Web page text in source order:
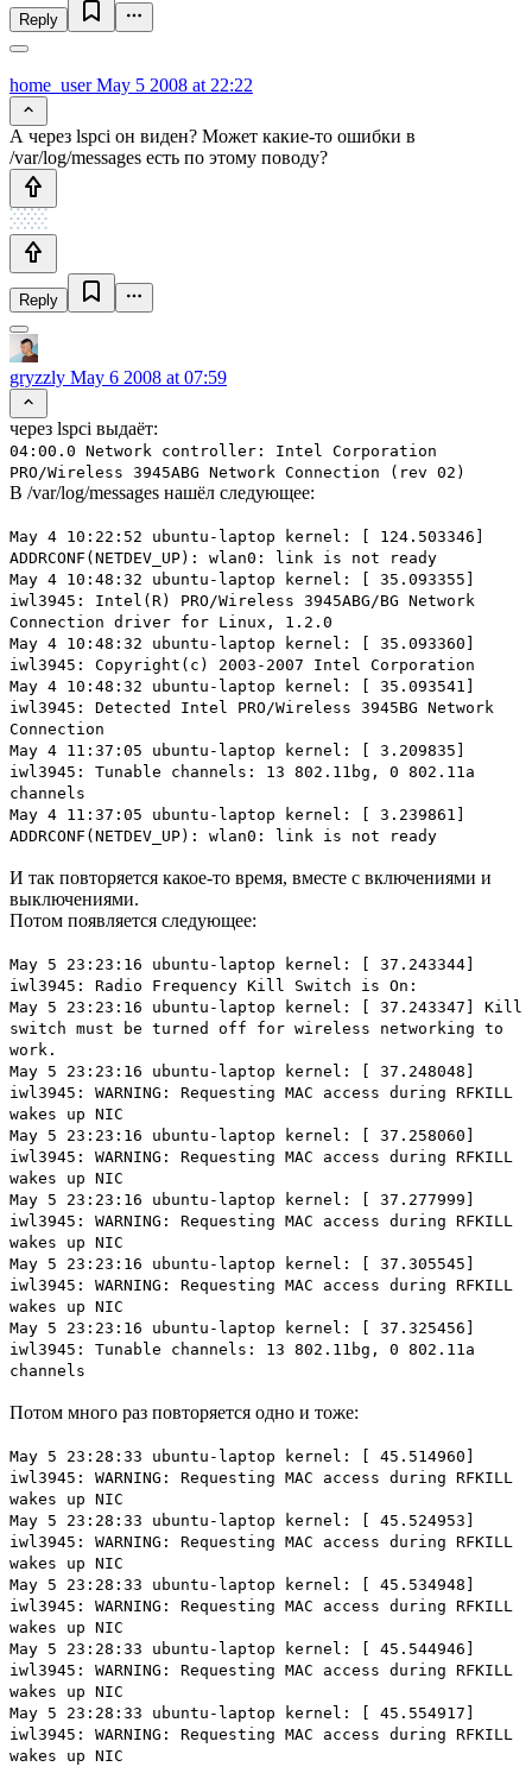
Reply
home_userMay 5 2008 at 22:22
А через lspci он виден? Может какие-то ошибки в
/var/log/messages есть по этому поводу?
Reply
gryzzly May 6 2008 at 07:59
через lspci выдаёт:
04:00.0 Network controller: Intel Corporation
PRO/Wireless 3945ABG Network Connection (rev 02)
В /var/log/messages нашёл следующее:
May 4 10:22:52 ubuntu-laptop kernel: [ 124.503346]
ADDRCONF(NETDEV_UP): wlan0: link is not ready
May 4 10:48:32 ubuntu-laptop kernel: [ 35.093355]
iwl3945: Intel(R) PRO/Wireless 3945ABG/BG Network
Connection driver for Linux, 1.2.0
May 4 10:48:32 ubuntu-laptop kernel: [ 35.093360]
iwl3945: Copyright(c) 2003-2007 Intel Corporation
May 4 10:48:32 ubuntu-laptop kernel: [ 35.093541]
iwl3945: Detected Intel PRO/Wireless 3945BG Network
Connection
May 4 11:37:05 ubuntu-laptop kernel: [ 3.209835]
iwl3945: Tunable channels: 13 802.11bg, 0 802.11a
channels
May 4 11:37:05 ubuntu-laptop kernel: [ 3.239861]
ADDRCONF(NETDEV_UP): wlan0: link is not ready
И так повторяется какое-то время, вместе с включениями и
выключениями.
Потом появляется следующее:
May 5 23:23:16 ubuntu-laptop kernel: [ 37.243344]
iwl3945: Radio Frequency Kill Switch is On:
May 5 23:23:16 ubuntu-laptop kernel: [ 37.243347] Kill
switch must be turned off for wireless networking to
work.
May 5 23:23:16 ubuntu-laptop kernel: [ 37.248048]
iwl3945: WARNING: Requesting MAC access during RFKILL
wakes up NIC
May 5 23:23:16 ubuntu-laptop kernel: [ 37.258060]
iwl3945: WARNING: Requesting MAC access during RFKILL
wakes up NIC
May 5 23:23:16 ubuntu-laptop kernel: [ 37.277999]
iwl3945: WARNING: Requesting MAC access during RFKILL
wakes up NIC
May 5 23:23:16 ubuntu-laptop kernel: [ 37.305545]
iwl3945: WARNING: Requesting MAC access during RFKILL
wakes up NIC
May 5 23:23:16 ubuntu-laptop kernel: [ 37.325456]
iwl3945: Tunable channels: 13 802.11bg, 0 802.11a
channels
Потом много раз повторяется одно и тоже:
May 5 23:28:33 ubuntu-laptop kernel: [ 45.514960]
iwl3945: WARNING: Requesting MAC access during RFKILL
wakes up NIC
May 5 23:28:33 ubuntu-laptop kernel: [ 45.524953]
iwl3945: WARNING: Requesting MAC access during RFKILL
wakes up NIC
May 5 23:28:33 ubuntu-laptop kernel: [ 45.534948]
iwl3945: WARNING: Requesting MAC access during RFKILL
wakes up NIC
May 5 23:28:33 ubuntu-laptop kernel: [ 45.544946]
iwl3945: WARNING: Requesting MAC access during RFKILL
wakes up NIC
May 5 23:28:33 ubuntu-laptop kernel: [ 45.554917]
iwl3945: WARNING: Requesting MAC access during RFKILL
wakes up NIC